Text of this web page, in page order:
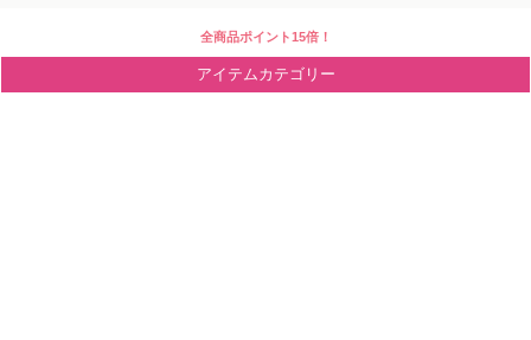
全商品ポイント15倍！
アイテムカテゴリー
ディズニープリンセス
ディズニキャラクター